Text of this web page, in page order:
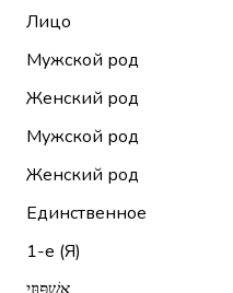
Лицо
Мужской род
Женский род
Мужской род
Женский род
Единственное
1-е (Я)